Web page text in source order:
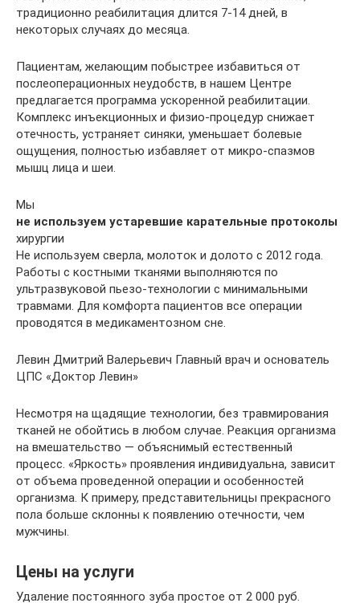
традиционно реабилитация длится 7-14 дней, в
некоторых случаях до месяца.
Пациентам, желающим побыстрее избавиться от
послеоперационных неудобств, в нашем Центре
предлагается программа ускоренной реабилитации.
Комплекс инъекционных и физио-процедур снижает
отечность, устраняет синяки, уменьшает болевые
ощущения, полностью избавляет от микро-спазмов
мышц лица и шеи.
Мы
не используем устаревшие карательные протоколы
хирургии
Не используем сверла, молоток и долото с 2012 года.
Работы с костными тканями выполняются по
ультразвуковой пьезо-технологии с минимальными
травмами. Для комфорта пациентов все операции
проводятся в медикаментозном сне.
Левин Дмитрий Валерьевич Главный врач и основатель
ЦПС «Доктор Левин»
Несмотря на щадящие технологии, без травмирования
тканей не обойтись в любом случае. Реакция организма
на вмешательство — объяснимый естественный
процесс. «Яркость» проявления индивидуальна, зависит
от объема проведенной операции и особенностей
организма. К примеру, представительницы прекрасного
пола больше склонны к появлению отечности, чем
мужчины.
Цены на услуги
Удаление постоянного зуба простое от 2 000 руб.